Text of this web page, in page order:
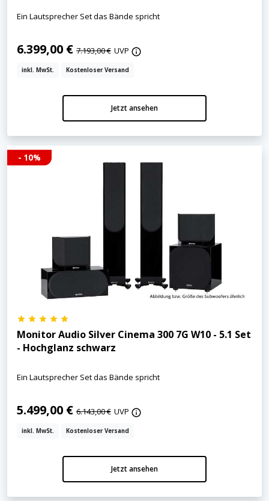
Ein Lautsprecher Set das Bände spricht
6.399,00 € 7.193,00 € UVP
inkl. MwSt. Kostenloser Versand
Jetzt ansehen
- 10%
Monitor Audio Silver Cinema 300 7G W10 - 5.1 Set
- Hochglanz schwarz
Ein Lautsprecher Set das Bände spricht
5.499,00 € 6.143,00 € UVP
inkl. MwSt. Kostenloser Versand
Jetzt ansehen